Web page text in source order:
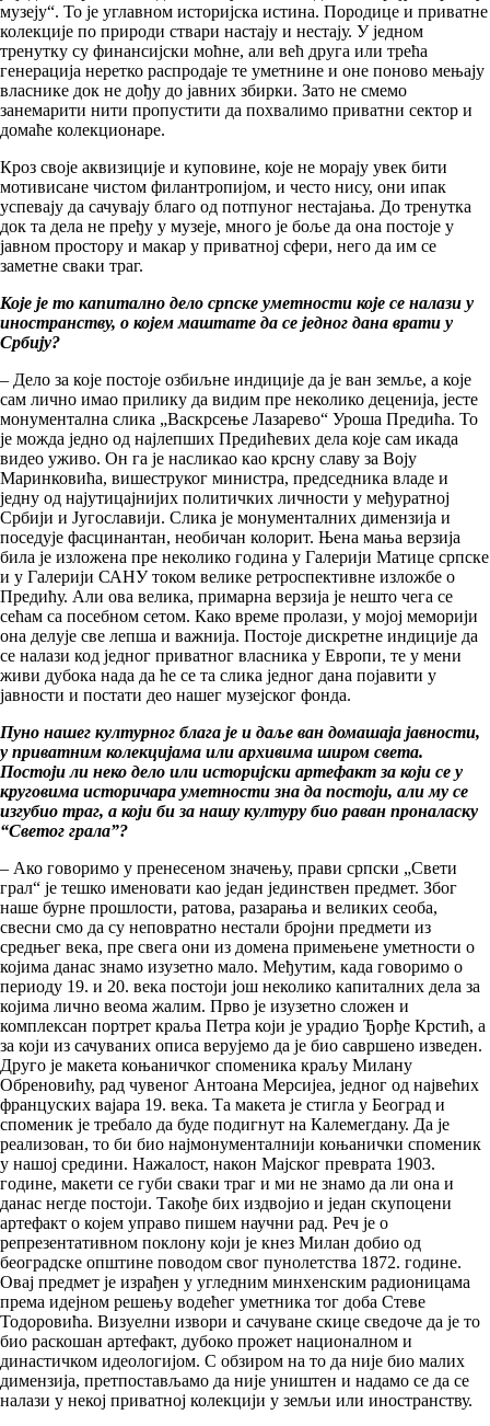
музеју“. То је углавном историјска истина. Породице и приватне
колекције по природи ствари настају и нестају. У једном
тренутку су финансијски моћне, али већ друга или трећа
генерација неретко распродаје те уметнине и оне поново мењају
власнике док не дођу до јавних збирки. Зато не смемо
занемарити нити пропустити да похвалимо приватни сектор и
домаће колекционаре.
Кроз своје аквизиције и куповине, које не морају увек бити
мотивисане чистом филантропијом, и често нису, они ипак
успевају да сачувају благо од потпуног нестајања. До тренутка
док та дела не пређу у музеје, много је боље да она постоје у
јавном простору и макар у приватној сфери, него да им се
заметне сваки траг.
Које је то капитално дело српске уметности које се налази у
иностранству, о којем маштате да се једног дана врати у
Србију?
– Дело за које постоје озбиљне индиције да је ван земље, а које
сам лично имао прилику да видим пре неколико деценија, јесте
монументална слика „Васкрсење Лазарево“ Уроша Предића. То
је можда једно од најлепших Предићевих дела које сам икада
видео уживо. Он га је насликао као крсну славу за Воју
Маринковића, вишеструког министра, председника владе и
једну од најутицајнијих политичких личности у међуратној
Србији и Југославији. Слика је монументалних димензија и
поседује фасцинантан, необичан колорит. Њена мања верзија
била је изложена пре неколико година у Галерији Матице српске
и у Галерији САНУ током велике ретроспективне изложбе о
Предићу. Али ова велика, примарна верзија је нешто чега се
сећам са посебном сетом. Како време пролази, у мојој меморији
она делује све лепша и важнија. Постоје дискретне индиције да
се налази код једног приватног власника у Европи, те у мени
живи дубока нада да ће се та слика једног дана појавити у
јавности и постати део нашег музејског фонда.
Пуно нашег културног блага је и даље ван домашаја јавности,
у приватним колекцијама или архивима широм света.
Постоји ли неко дело или историјски артефакт за који се у
круговима историчара уметности зна да постоји, али му се
изгубио траг, а који би за нашу културу био раван проналаску
“Светог грала”?
– Ако говоримо у пренесеном значењу, прави српски „Свети
грал“ је тешко именовати као један јединствен предмет. Због
наше бурне прошлости, ратова, разарања и великих сеоба,
свесни смо да су неповратно нестали бројни предмети из
средњег века, пре свега они из домена примењене уметности о
којима данас знамо изузетно мало. Међутим, када говоримо о
периоду 19. и 20. века постоји још неколико капиталних дела за
којима лично веома жалим. Прво је изузетно сложен и
комплексан портрет краља Петра који је урадио Ђорђе Крстић, а
за који из сачуваних описа верујемо да је био савршено изведен.
Друго је макета коњаничког споменика краљу Милану
Обреновићу, рад чувеног Антоана Мерсијеа, једног од највећих
француских вајара 19. века. Та макета је стигла у Београд и
споменик је требало да буде подигнут на Калемегдану. Да је
реализован, то би био најмонументалнији коњанички споменик
у нашој средини. Нажалост, након Мајског преврата 1903.
године, макети се губи сваки траг и ми не знамо да ли она и
данас негде постоји. Такође бих издвојио и један скупоцени
артефакт о којем управо пишем научни рад. Реч је о
репрезентативном поклону који је кнез Милан добио од
београдске општине поводом свог пунолетства 1872. године.
Овај предмет је израђен у угледним минхенским радионицама
према идејном решењу водећег уметника тог доба Стеве
Тодоровића. Визуелни извори и сачуване скице сведоче да је то
био раскошан артефакт, дубоко прожет националном и
династичком идеологијом. С обзиром на то да није био малих
димензија, претпостављамо да није уништен и надамо се да се
налази у некој приватној колекцији у земљи или иностранству.